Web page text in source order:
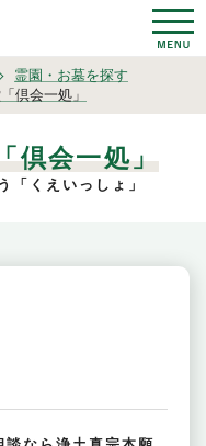
霊園・お墓を探す
倶会一処」
倶会一処」
「くえいっしょ」